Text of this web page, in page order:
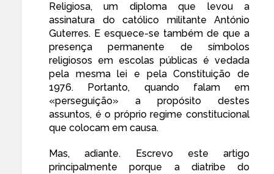
Religiosa, um diploma que levou a
assinatura do católico militante António
Guterres. E esquece-se também de que a
presença permanente de símbolos
religiosos em escolas públicas é vedada
pela mesma lei e pela Constituição de
1976. Portanto, quando falam em
«perseguição» a propósito destes
assuntos, é o próprio regime constitucional
que colocam em causa.
Mas, adiante. Escrevo este artigo
principalmente porque a diatribe do